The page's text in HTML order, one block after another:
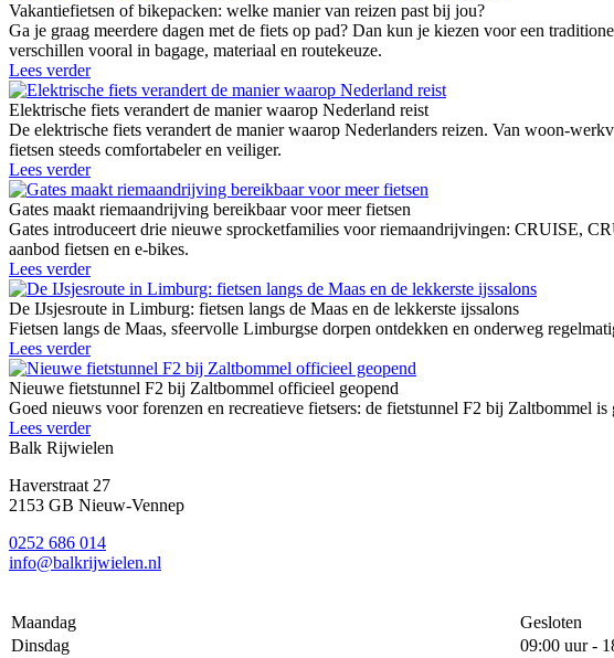
Vakantiefietsen of bikepacken: welke manier van reizen past bij jou?
Ga je graag meerdere dagen met de fiets op pad? Dan kun je kiezen voor een
verschillen vooral in bagage, materiaal en routekeuze.
Lees verder
Elektrische fiets verandert de manier waarop Nederland reist
De elektrische fiets verandert de manier waarop Nederlanders reizen. Van woon-
fietsen steeds comfortabeler en veiliger.
Lees verder
Gates maakt riemaandrijving bereikbaar voor meer fietsen
Gates introduceert drie nieuwe sprocketfamilies voor riemaandrijvingen: CRUISE,
aanbod fietsen en e-bikes.
Lees verder
De IJsjesroute in Limburg: fietsen langs de Maas en de lekkerste ijssalons
Fietsen langs de Maas, sfeervolle Limburgse dorpen ontdekken en onderweg
Lees verder
Nieuwe fietstunnel F2 bij Zaltbommel officieel geopend
Goed nieuws voor forenzen en recreatieve fietsers: de fietstunnel F2 bij Zaltbommel
Lees verder
Balk Rijwielen
Haverstraat 27
2153 GB Nieuw-Vennep
0252 686 014
info@balkrijwielen.nl
Maandag
Gesloten
Dinsdag
09:00 uur -